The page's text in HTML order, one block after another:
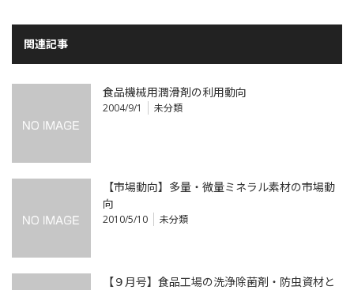
関連記事
食品機械用潤滑剤の利用動向
2004/9/1 未分類
【市場動向】多量・微量ミネラル素材の市場動
向
2010/5/10 未分類
【９月号】食品工場の洗浄除菌剤・防虫資材と